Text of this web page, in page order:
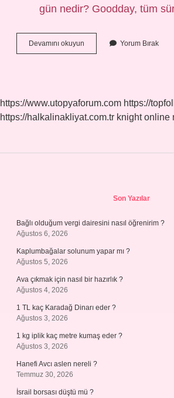
gün nedir? Goodday, tüm
Devamını okuyun
It
Yorum Bırak
https://www.utopyaforum.com https://
https://halkalinakliyat.com.tr knight online
Son Yazılar
Bağlı olduğum vergi dairesini nasıl öğrenirim ?
Ağustos 6, 2026
Kaplumbağalar solunum yapar mı ?
Ağustos 5, 2026
Ava çıkmak için nasıl bir hazırlık ?
Ağustos 4, 2026
1 TL kaç Karadağ Dinarı eder ?
Ağustos 3, 2026
1 kg iplik kaç metre kumaş eder ?
Ağustos 3, 2026
Hanefi Avcı aslen nereli ?
Temmuz 30, 2026
İsrail borsası düştü mü ?